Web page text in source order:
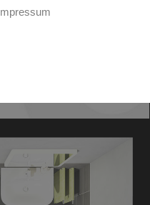
Impressum